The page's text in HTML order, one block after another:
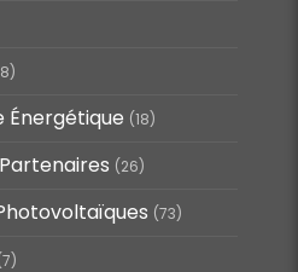
Énergétique (18)
Partenaires (26)
(73)